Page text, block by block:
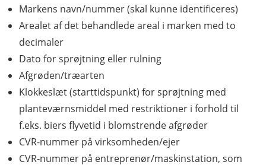
Markens navn/nummer (skal kunne identificeres)
Arealet af det behandlede areal i marken med to
decimaler
Dato for sprøjtning eller rulning
Afgrøden/træarten
Klokkeslæt (starttidspunkt) for sprøjtning med
planteværnsmiddel med restriktioner i forhold til
f.eks. biers flyvetid i blomstrende afgrøder
CVR-nummer på virksomheden/ejer
CVR-nummer på entreprenør/maskinstation, som